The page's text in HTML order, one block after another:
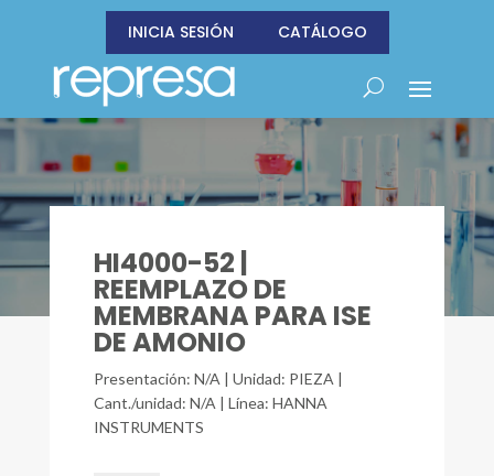
INICIA SESIÓN CATÁLOGO
HI4000-52 |
REEMPLAZO DE
MEMBRANA PARA ISE
DE AMONIO
Presentación: N/A | Unidad: PIEZA |
Cant./unidad: N/A | Línea: HANNA
INSTRUMENTS